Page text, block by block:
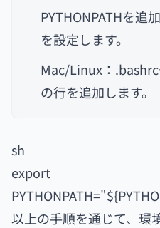
PYTHONPATHを追
を設定します。
Mac/Linux：
の行を追加します。
sh
export
以上の手順を通じて、環